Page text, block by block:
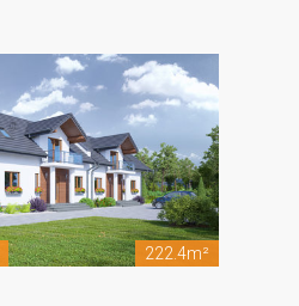
222.4m²